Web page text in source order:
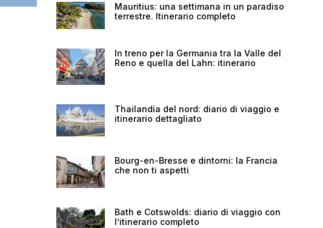
Mauritius: una settimana in un paradiso
terrestre. Itinerario completo
In treno per la Germania tra la Valle del
Reno e quella del Lahn: itinerario
Thailandia del nord: diario di viaggio e
itinerario dettagliato
Bourg-en-Bresse e dintorni: la Francia
che non ti aspetti
Bath e Cotswolds: diario di viaggio con
l’itinerario completo